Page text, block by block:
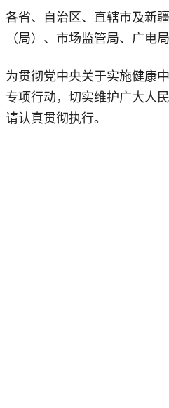
各省、自治区、直辖市及新
（局）、市场监管局、广电
为贯彻党中央关于实施健康
专项行动，切实维护广大人
请认真贯彻执行。